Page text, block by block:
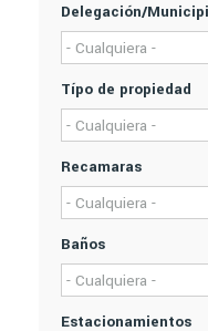
Delegación/
Típo de propiedad
Recamaras
Baños
Estacionamientos